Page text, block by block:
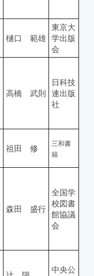
樋口 範雄
東京大
学出版
会
高橋 武則
日科技
連出版
社
祖田 修
三和書
籍
森田 盛行
全国学
校図書
館協議
会
中央公